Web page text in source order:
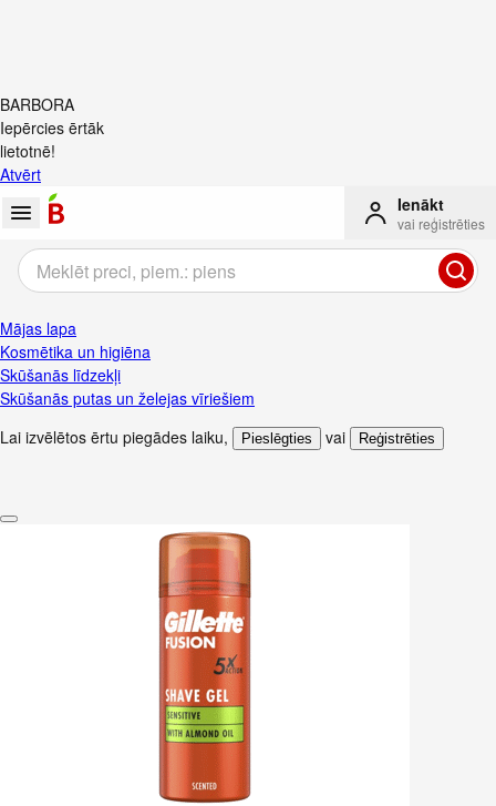
BARBORA
Iepērcies ērtāk
lietotnē!
Atvērt
Ienākt
vai reģistrēties
Mājas lapa
Kosmētika un higiēna
Skūšanās līdzekļi
Skūšanās putas un želejas vīriešiem
Lai izvēlētos ērtu piegādes laiku, Pieslēgties vai Reģistrēties